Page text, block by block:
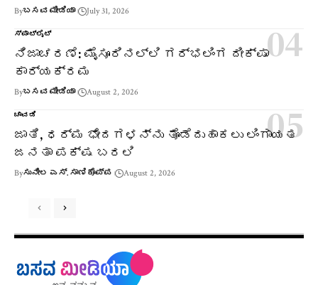
Byಬಸವ ಮೀಡಿಯಾ July 31, 2026
ಸ್ಪಾಟ್‌ಲೈಟ್
ನಿಜಾಚರಣೆ: ಮೈಸೂರಿನಲ್ಲಿ ಗರ್ಭಲಿಂಗ ದೀಕ್ಷಾ
ಕಾರ್ಯಕ್ರಮ
Byಬಸವ ಮೀಡಿಯಾ August 2, 2026
ಚಾವಡಿ
ಜಾತಿ, ಧರ್ಮ ಭೇದಗಳನ್ನು ತೊಡೆದುಹಾಕಲು ಲಿಂಗಾಯತ
ಜನತಾ ಪಕ್ಷ ಬರಲಿ
Byಸುನೀಲ ಎಸ್. ಸಾಣಿಕೊಪ್ಪ August 2, 2026